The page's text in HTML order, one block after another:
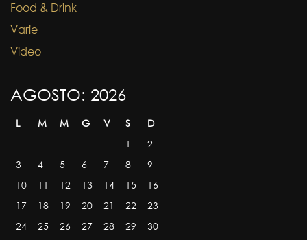
Food & Drink
Varie
Video
AGOSTO: 2026
L M M G V S D
1
2
3
4 5 6 7 8
9
10
11 12 13 14 15
16
17
18 19 20 21 22
23
24
25 26 27 28 29
30